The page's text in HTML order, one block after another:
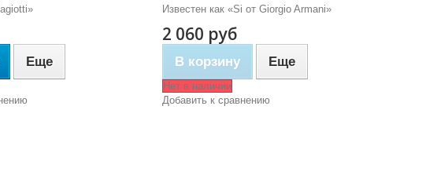
Еще
Известен как «Si от Giorgio Armani»
2 060 руб
В корзину Еще
Нет в наличии
Добавить к сравнению